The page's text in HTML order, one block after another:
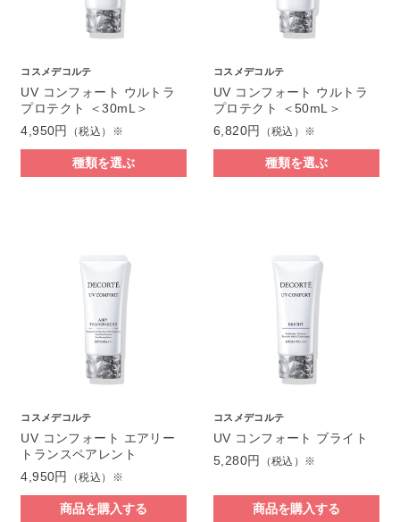
コスメデコルテ
UV コンフォート ウルトラ
プロテクト ＜30mL＞
4,950円
（税込）※
種類を選ぶ
コスメデコルテ
UV コンフォート ウルトラ
プロテクト ＜50mL＞
6,820円
（税込）※
種類を選ぶ
コスメデコルテ
UV コンフォート エアリー
トランスペアレント
4,950円
（税込）※
商品を購入する
コスメデコルテ
UV コンフォート ブライト
5,280円
（税込）※
商品を購入する